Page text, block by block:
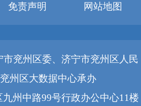
免责声明 网站地图
兖州区委、济宁市兖州区人民
州区大数据中心承办
州中路99号行政办公中心11楼